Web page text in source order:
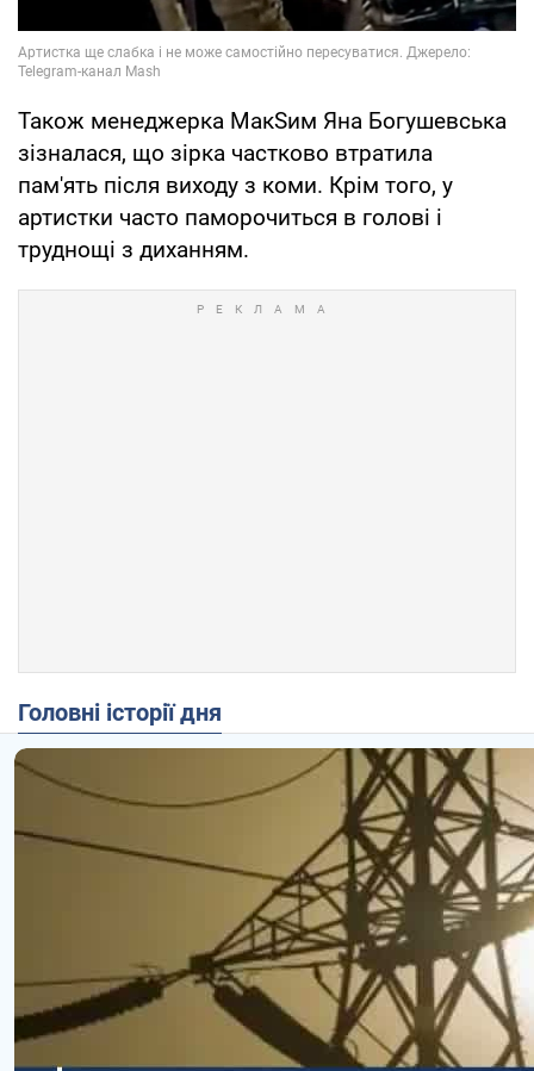
Також менеджерка МакSим Яна Богушевська
зізналася, що зірка частково втратила
пам'ять після виходу з коми. Крім того, у
артистки часто паморочиться в голові і
труднощі з диханням.
Головні історії дня